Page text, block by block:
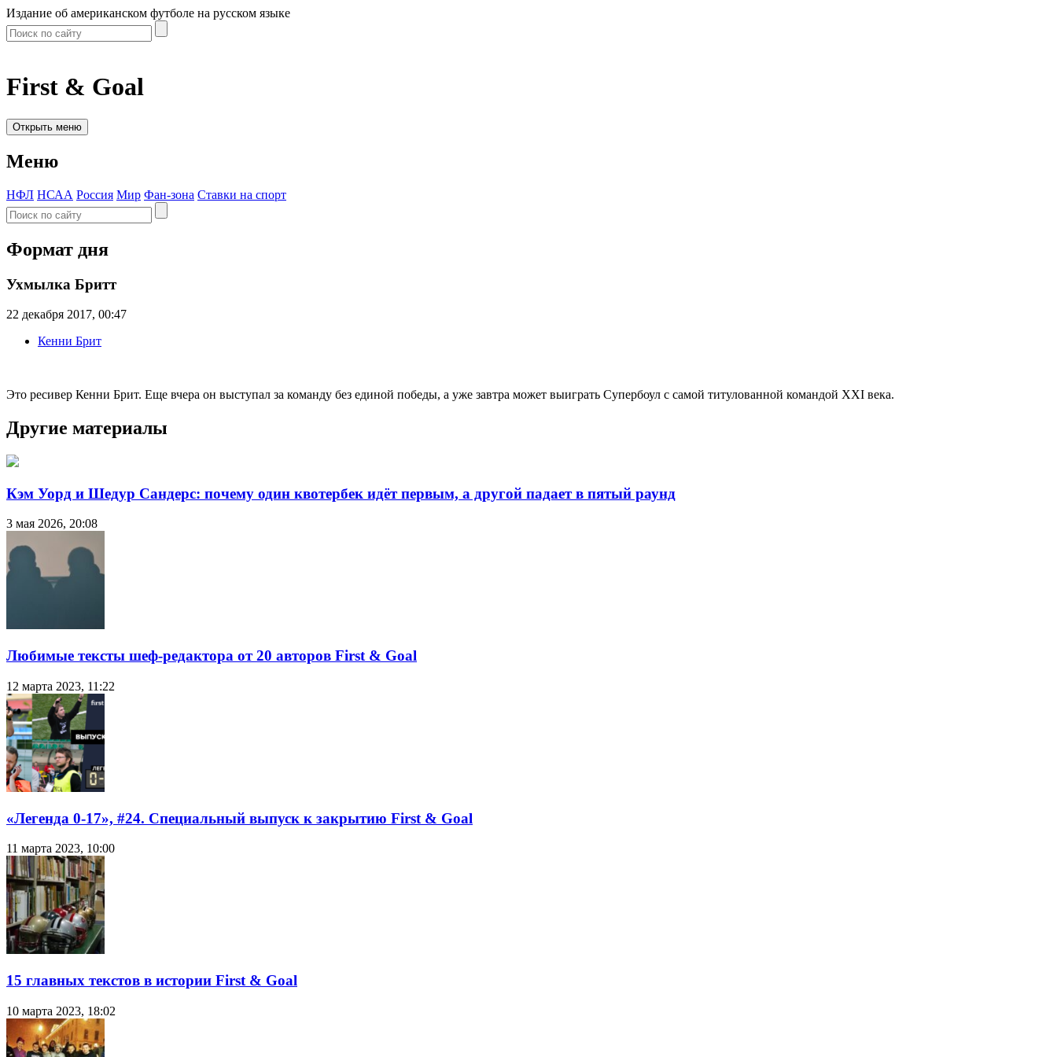
Издание об американском футболе на русском языке
First & Goal
Открыть меню
Меню
НФЛ НСАА Россия Мир Фан-зона Ставки на спорт
Формат дня
Ухмылка Бритт
22 декабря 2017, 00:47
Кенни Брит
Это ресивер Кенни Брит. Еще вчера он выступал за команду без единой победы, а уже завтра может выиграть Супербоул с самой титулованной командой XXI века.
Другие материалы
Кэм Уорд и Шедур Сандерс: почему один квотербек идёт первым, а другой падает в пятый раунд
3 мая 2026, 20:08
Любимые тексты шеф-редактора от 20 авторов First & Goal
12 марта 2023, 11:22
«Легенда 0-17», #24. Специальный выпуск к закрытию First & Goal
11 марта 2023, 10:00
15 главных текстов в истории First & Goal
10 марта 2023, 18:02